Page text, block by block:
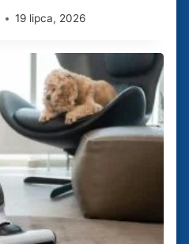
19 lipca, 2026